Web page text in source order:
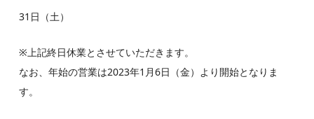
31日（土）
※上記終日休業とさせていただきます。
なお、年始の営業は2023年1月6日（金）より開始となりま
す。